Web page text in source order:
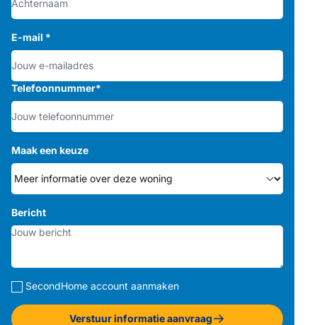
E-mail *
Telefoonnummer*
Maak een keuze
Bericht
SecondHome account aanmaken
Verstuur informatie aanvraag